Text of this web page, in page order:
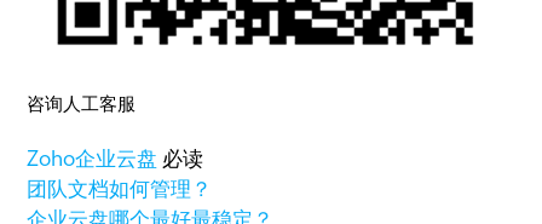
咨询人工客服
Zoho企业云盘 必读
团队文档如何管理？
企业云盘哪个最好最稳定？